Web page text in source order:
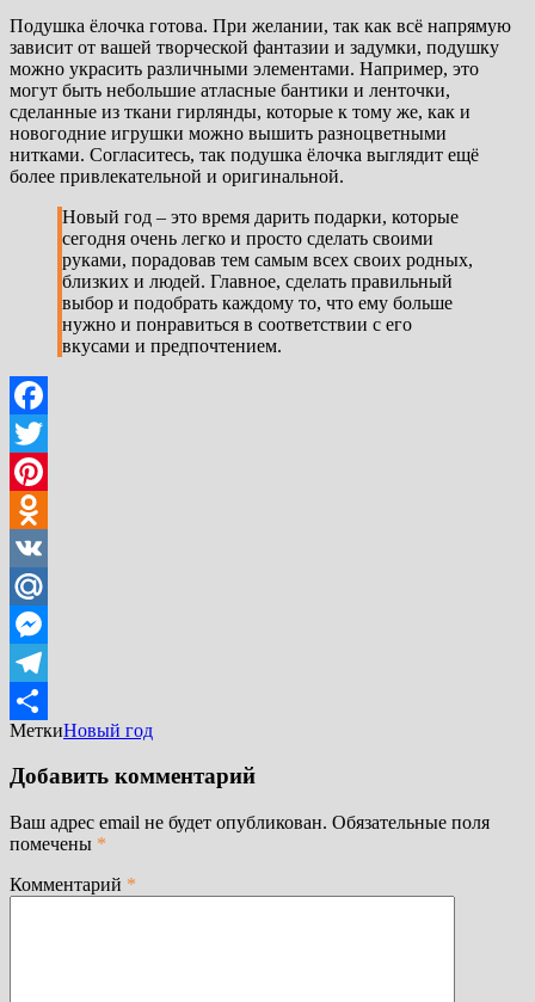
Подушка ёлочка готова. При желании, так как всё напрямую
зависит от вашей творческой фантазии и задумки, подушку
можно украсить различными элементами. Например, это
могут быть небольшие атласные бантики и ленточки,
сделанные из ткани гирлянды, которые к тому же, как и
новогодние игрушки можно вышить разноцветными
нитками. Согласитесь, так подушка ёлочка выглядит ещё
более привлекательной и оригинальной.
Новый год – это время дарить подарки, которые
сегодня очень легко и просто сделать своими
руками, порадовав тем самым всех своих родных,
близких и людей. Главное, сделать правильный
выбор и подобрать каждому то, что ему больше
нужно и понравиться в соответствии с его
вкусами и предпочтением.
Facebook
Twitter
Pinterest
Odnoklassniki
VK
Mail.Ru
Messenger
Telegram
Отправить
МеткиНовый год
Добавить комментарий
Ваш адрес email не будет опубликован. Обязательные поля
помечены *
Комментарий *